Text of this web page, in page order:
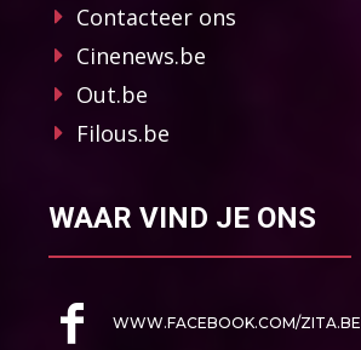
Contacteer ons
Cinenews.be
Out.be
Filous.be
WAAR VIND JE ONS
WWW.FACEBOOK.COM/ZITA.BE